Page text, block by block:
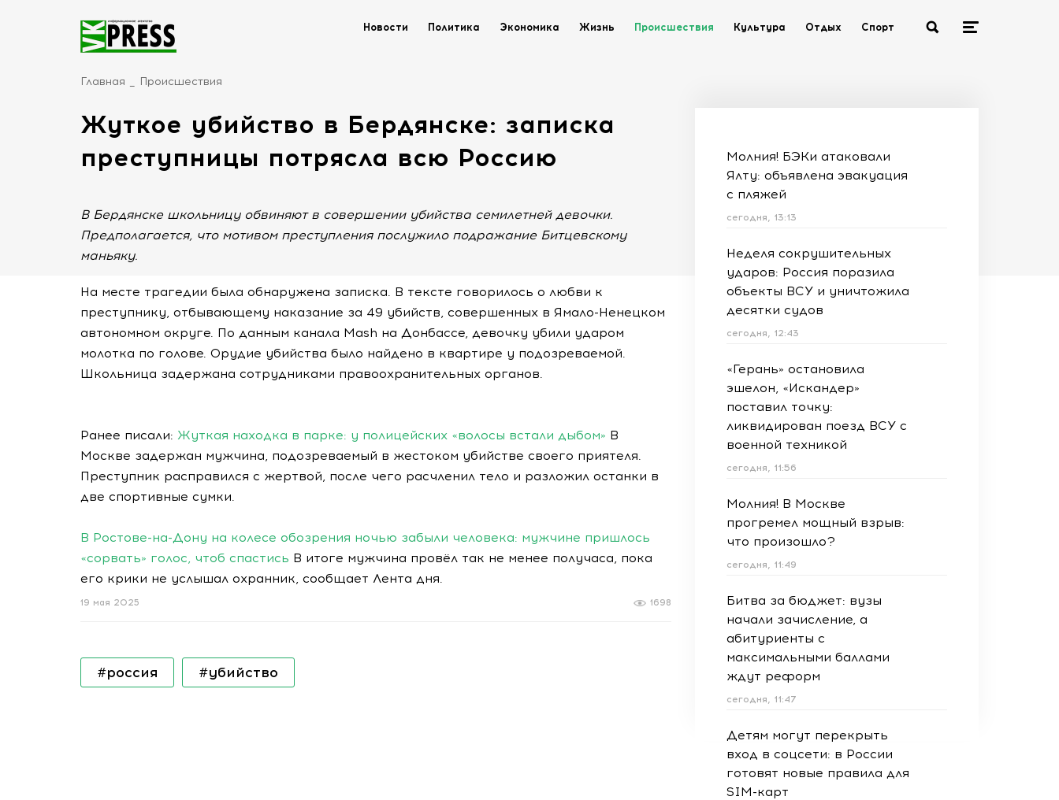
Новости Политика Экономика Жизнь Происшествия Культура Отдых Спорт
Главная Происшествия
Жуткое убийство в Бердянске: записка
преступницы потрясла всю Россию
В Бердянске школьницу обвиняют в совершении убийства семилетней девочки.
Предполагается, что мотивом преступления послужило подражание Битцевскому
маньяку.
На месте трагедии была обнаружена записка. В тексте говорилось о любви к
преступнику, отбывающему наказание за 49 убийств, совершенных в Ямало-Ненецком
автономном округе. По данным канала Mash на Донбассе, девочку убили ударом
молотка по голове. Орудие убийства было найдено в квартире у подозреваемой.
Школьница задержана сотрудниками правоохранительных органов.
Ранее писали: Жуткая находка в парке: у полицейских «волосы встали дыбом» В
Москве задержан мужчина, подозреваемый в жестоком убийстве своего приятеля.
Преступник расправился с жертвой, после чего расчленил тело и разложил останки в
две спортивные сумки.
В Ростове-на-Дону на колесе обозрения ночью забыли человека: мужчине пришлось
«сорвать» голос, чтоб спастись В итоге мужчина провёл так не менее получаса, пока
его крики не услышал охранник, сообщает Лента дня.
1698
19 мая 2025
#россия #убийство
Молния! БЭКи атаковали
Ялту: объявлена эвакуация
с пляжей
сегодня, 13:13
Неделя сокрушительных
ударов: Россия поразила
объекты ВСУ и уничтожила
десятки судов
сегодня, 12:43
«Герань» остановила
эшелон, «Искандер»
поставил точку:
ликвидирован поезд ВСУ с
военной техникой
сегодня, 11:56
Молния! В Москве
прогремел мощный взрыв:
что произошло?
сегодня, 11:49
Битва за бюджет: вузы
начали зачисление, а
абитуриенты с
максимальными баллами
ждут реформ
сегодня, 11:47
Детям могут перекрыть
вход в соцсети: в России
готовят новые правила для
SIM-карт